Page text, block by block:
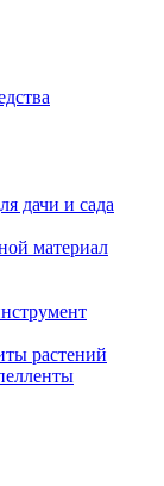
дачи и сада
материал
растений